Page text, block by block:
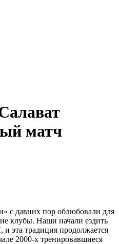
матч
с давних пор облюбовали для
клубы. Наши начали ездить
эта традиция продолжается
2000-х тренировавшиеся